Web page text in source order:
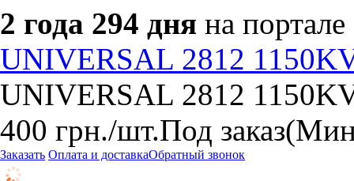
2 года 294 дня на портале
UNIVERSAL 2812
UNIVERSAL 2812
400 грн./шт.Под заказ
Заказать Оплата и доставкаОбратный звонок